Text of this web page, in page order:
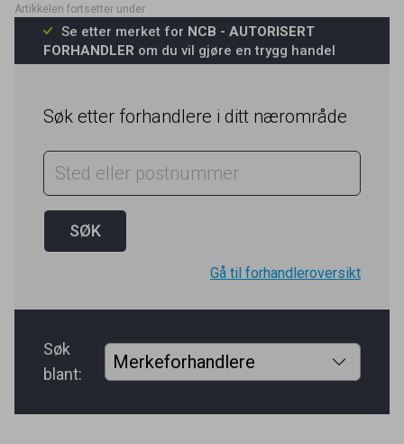
Se etter merket for NCB - AUTORISERT
FORHANDLER om du vil gjøre en trygg handel
Søk etter forhandlere i ditt nærområde
Gå til forhandleroversikt
Søk
blant: